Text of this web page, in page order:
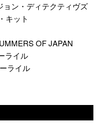
ョン・ディテクティヴズ
キット
OF JAPAN
ライル
ライル